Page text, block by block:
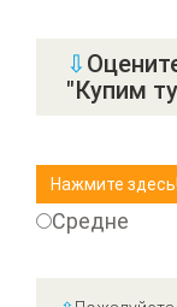
⇩
"Купим
Средне